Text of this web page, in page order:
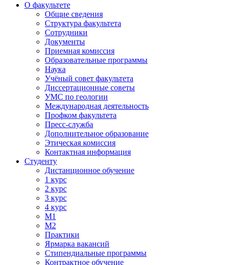
О факультете
Общие сведения
Структура факультета
Сотрудники
Документы
Приемная комиссия
Образовательные программы
Наука
Учёный совет факультета
Диссертационные советы
УМС по геологии
Международная деятельность
Профком факультета
Пресс-служба
Дополнительное образование
Этическая комиссия
Контактная информация
Студенту
Дистанционное обучение
1 курс
2 курс
3 курс
4 курс
М1
М2
Практики
Ярмарка вакансий
Стипендиальные программы
Контрактное обучение